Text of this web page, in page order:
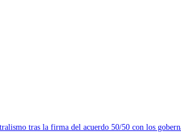
tras la firma del acuerdo 50/50 con los